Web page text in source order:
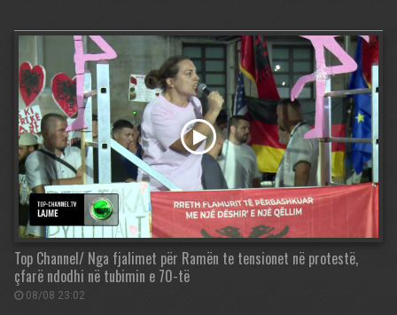
Top Channel/ Nga fjalimet për Ramën te tensionet në protestë,
çfarë ndodhi në tubimin e 70-të
08/08 23:02